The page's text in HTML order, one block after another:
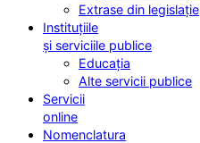
Extrase din legislație
Instituțiile
și serviciile publice
Educația
Alte servicii publice
Servicii
online
Nomenclatura